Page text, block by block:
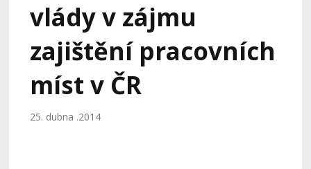
vlády v zájmu
zajištění pracovních
míst v ČR
25. dubna .2014